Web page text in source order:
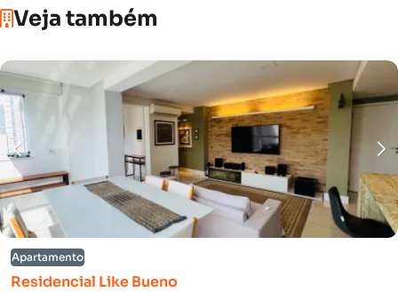
Veja também
Apartamento
Residencial Like Bueno